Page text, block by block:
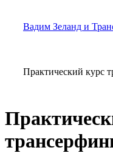
Вадим Зеланд и
Практический курс